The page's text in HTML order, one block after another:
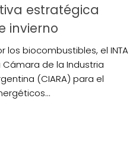
estratégica
invierno
biocombustibles, el INTA
de la Industria
(CIARA) para el